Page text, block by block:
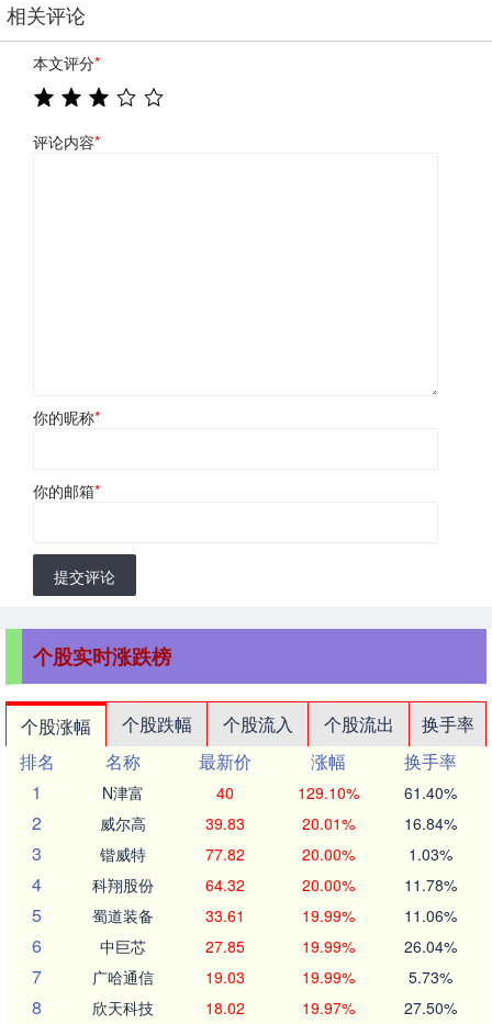
相关评论
本文评分*
评论内容*
你的昵称*
你的邮箱*
提交评论
个股实时涨跌榜
个股涨幅 个股跌幅 个股流入 个股流出
换手率
排名
名称 最新价 涨幅
换手率
1
N津富 40 129.10% 61.40%
2 威尔高 39.83 20.01% 16.84%
3 锴威特 77.82 20.00% 1.03%
4 科翔股份 64.32 20.00% 11.78%
5 蜀道装备 33.61 19.99% 11.06%
6 中巨芯 27.85 19.99% 26.04%
7 广哈通信 19.03 19.99% 5.73%
8 欣天科技 18.02 19.97% 27.50%